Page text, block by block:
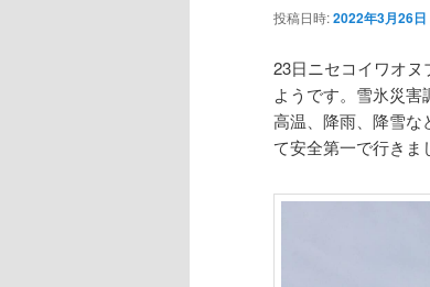
投稿日時:2022年3月26日
23日ニセコイワオ
ようです。雪氷災害
高温、降雨、降雪な
て安全第一で行きま